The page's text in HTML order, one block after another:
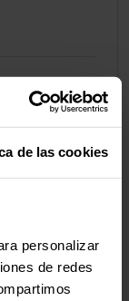
de las cookies
personalizar
de redes